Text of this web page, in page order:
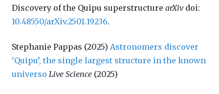
Discovery of the Quipu superstructure arXiv doi:
10.48550/arXiv.2501.19236.
Stephanie Pappas (2025) Astronomers discover
‘Quipu’, the single largest structure in the known
universo Live Science (2025)